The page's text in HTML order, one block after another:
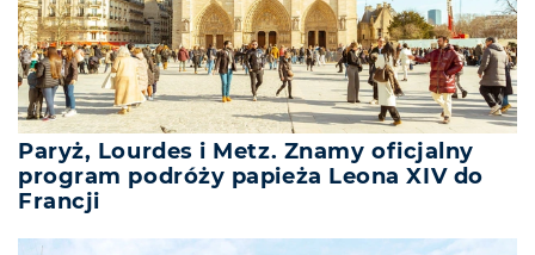
Paryż, Lourdes i Metz. Znamy oficjalny
program podróży papieża Leona XIV do
Francji